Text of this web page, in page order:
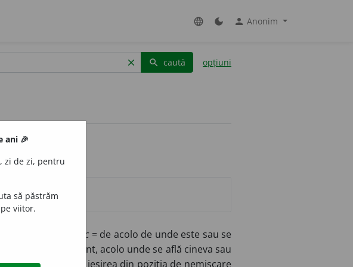
language dark_mode person Anonim
clear search caută opțiuni
de pe) loc= de acolo de unde este sau se
bucată de pământ, acolo unde se află cineva sau
militară indicând ieșirea din poziția de nemișcare
ani 🎉
zi de zi, pentru
să păstrăm
viitor.